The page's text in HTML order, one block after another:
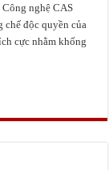
nghệ CAS
chế độc quyền của
cực nhằm khống